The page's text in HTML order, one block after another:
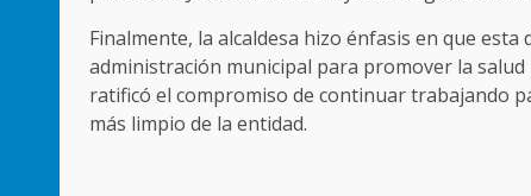
Finalmente, la alcaldesa hizo énfasis en que
administración municipal para promover la
ratificó el compromiso de continuar trabajando
más limpio de la entidad.